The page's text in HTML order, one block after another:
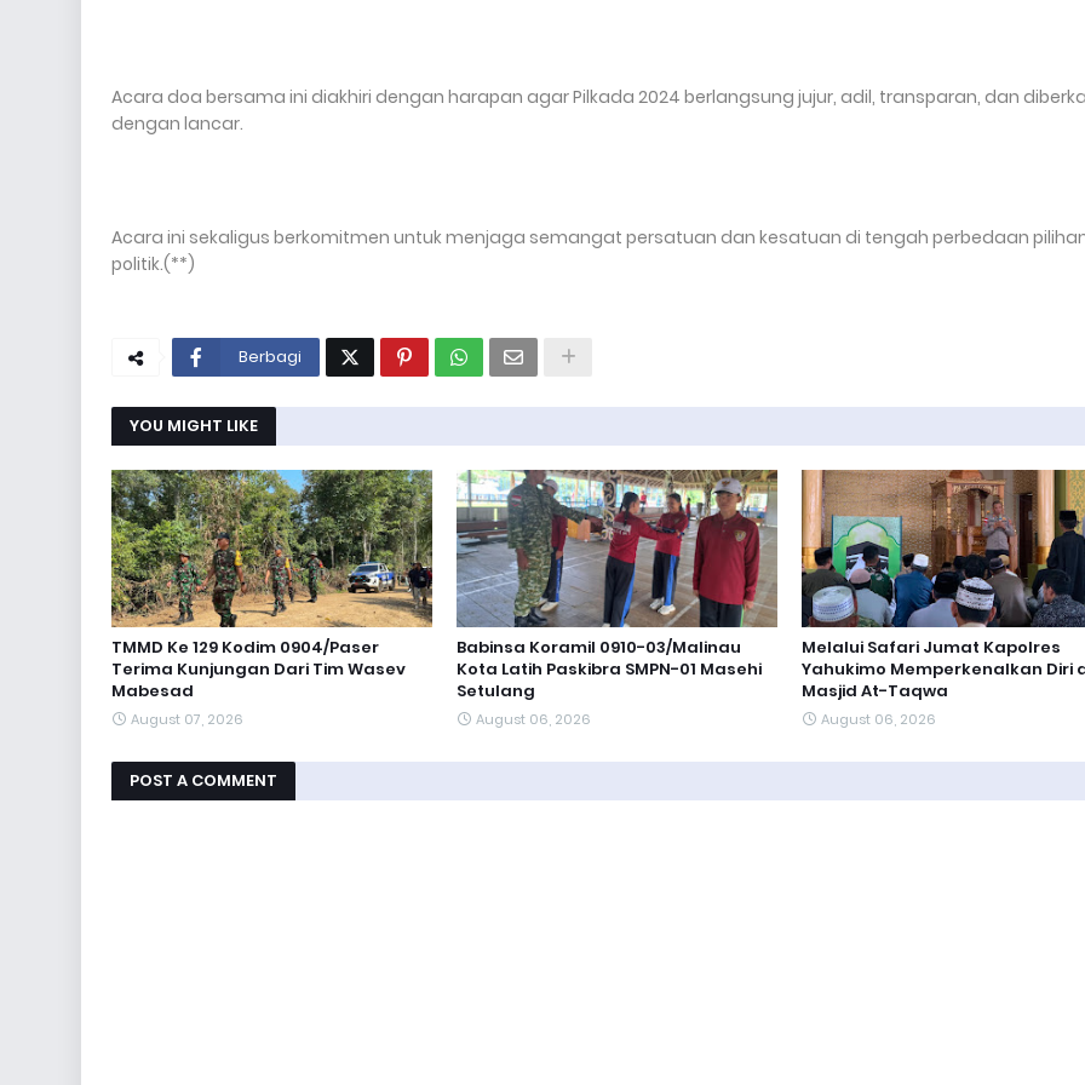
Acara doa bersama ini diakhiri dengan harapan agar Pilkada 2024 berlangsung jujur, adil, transparan, dan
dengan lancar.
Acara ini sekaligus berkomitmen untuk menjaga semangat persatuan dan kesatuan di tengah perbedaan
politik.(**)
Berbagi
YOU MIGHT LIKE
TMMD Ke 129 Kodim 0904/Paser
Terima Kunjungan Dari Tim Wasev
Mabesad
August 07, 2026
Babinsa Koramil 0910-03/Malinau
Kota Latih Paskibra SMPN-01 Masehi
Setulang
August 06, 2026
Melalui Safari Jumat Kapolres
Yahukimo Memperkenalkan Diri
Masjid At-Taqwa
August 06, 2026
POST A COMMENT